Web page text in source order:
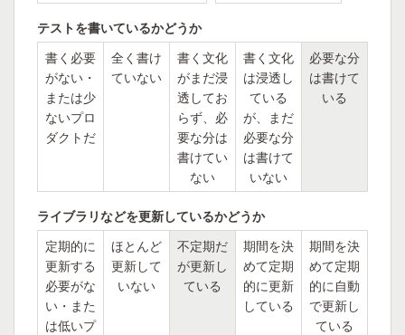
テストを書いているかどうか
書く必要
がない・
または少
ないプロ
ダクトだ
全く書け
ていない
書く文化
がまだ浸
透してお
らず、必
要な分は
書けてい
ない
書く文化
は浸透し
ている
が、まだ
必要な分
は書けて
いない
必要な分
は書けて
いる
ライブラリなどを更新しているかどうか
定期的に
更新する
必要がな
い・また
は低いプ
ほとんど
更新して
いない
不定期だ
が更新し
ている
期間を決
めて定期
的に更新
している
期間を決
めて定期
的に自動
で更新し
ている